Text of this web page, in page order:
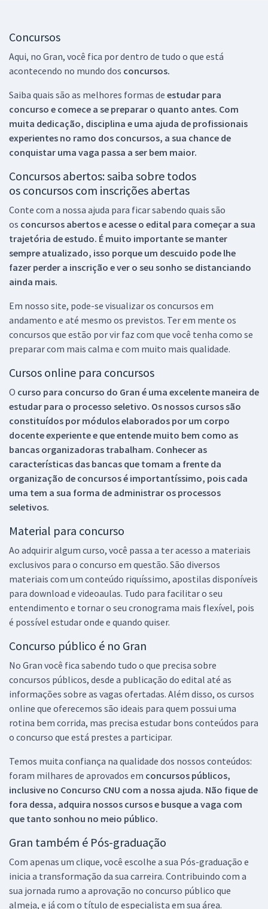
Concursos
Aqui, no Gran, você fica por dentro de tudo o que está
acontecendo no mundo dos concursos.
Saiba quais são as melhores formas de estudar para
concurso e comece a se preparar o quanto antes. Com
muita dedicação, disciplina e uma ajuda de profissionais
experientes no ramo dos concursos, a sua chance de
conquistar uma vaga passa a ser bem maior.
Concursos abertos: saiba sobre todos
os concursos com inscrições abertas
Conte com a nossa ajuda para ficar sabendo quais são
os concursos abertos e acesse o edital para começar a sua
trajetória de estudo. É muito importante se manter
sempre atualizado, isso porque um descuido pode lhe
fazer perder a inscrição e ver o seu sonho se distanciando
ainda mais.
Em nosso site, pode-se visualizar os concursos em
andamento e até mesmo os previstos. Ter em mente os
concursos que estão por vir faz com que você tenha como se
preparar com mais calma e com muito mais qualidade.
Cursos online para concursos
O curso para concurso do Gran é uma excelente maneira de
estudar para o processo seletivo. Os nossos cursos são
constituídos por módulos elaborados por um corpo
docente experiente e que entende muito bem como as
bancas organizadoras trabalham. Conhecer as
características das bancas que tomam a frente da
organização de concursos é importantíssimo, pois cada
uma tem a sua forma de administrar os processos
seletivos.
Material para concurso
Ao adquirir algum curso, você passa a ter acesso a materiais
exclusivos para o concurso em questão. São diversos
materiais com um conteúdo riquíssimo, apostilas disponíveis
para download e videoaulas. Tudo para facilitar o seu
entendimento e tornar o seu cronograma mais flexível, pois
é possível estudar onde e quando quiser.
Concurso público é no Gran
No Gran você fica sabendo tudo o que precisa sobre
concursos públicos, desde a publicação do edital até as
informações sobre as vagas ofertadas. Além disso, os cursos
online que oferecemos são ideais para quem possui uma
rotina bem corrida, mas precisa estudar bons conteúdos para
o concurso que está prestes a participar.
Temos muita confiança na qualidade dos nossos conteúdos:
foram milhares de aprovados em concursos públicos,
inclusive no Concurso CNU com a nossa ajuda. Não fique de
fora dessa, adquira nossos cursos e busque a vaga com
que tanto sonhou no meio público.
Gran também é Pós-graduação
Com apenas um clique, você escolhe a sua Pós-graduação e
inicia a transformação da sua carreira. Contribuindo com a
sua jornada rumo a aprovação no concurso público que
almeja, e já com o título de especialista em sua área.